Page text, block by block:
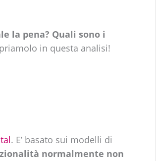
la pena? Quali sono i
in questa analisi!
. E’ basato sui modelli di
normalmente non